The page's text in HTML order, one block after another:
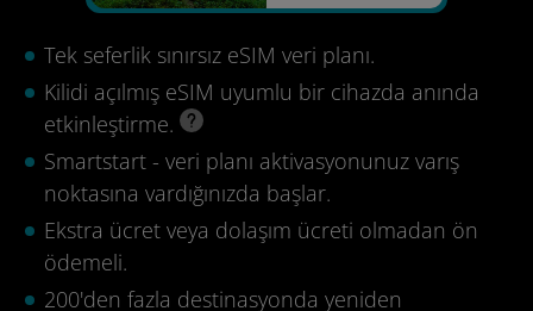
Tek seferlik sınırsız eSIM veri planı.
Kilidi açılmış eSIM uyumlu bir cihazda anında
etkinleştirme.
Smartstart - veri planı aktivasyonunuz varış
noktasına vardığınızda başlar.
Ekstra ücret veya dolaşım ücreti olmadan ön
ödemeli.
200'den fazla destinasyonda yeniden